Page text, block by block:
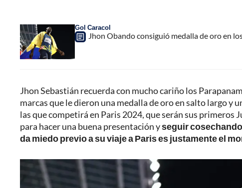
Gol Caracol
Jhon Obando consiguió medalla de oro en
Jhon Sebastián recuerda con mucho cariño los
marcas que le dieron una medalla de oro en salto largo y
las que competirá en Paris 2024, que serán sus primeros
para hacer una buena presentación yseguir
da miedo previo a su viaje a Paris es justamente el